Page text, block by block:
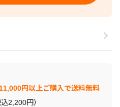
円以上ご購入で送料無料
2,200円）